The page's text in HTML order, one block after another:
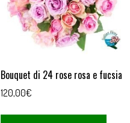
Bouquet di 24 rose rosa e fucsia
120,00€